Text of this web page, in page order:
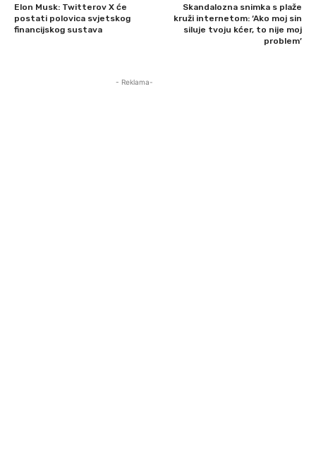
Elon Musk: Twitterov X će
postati polovica svjetskog
financijskog sustava
Skandalozna snimka s plaže
kruži internetom: ‘Ako moj sin
siluje tvoju kćer, to nije moj
problem’
- Reklama-